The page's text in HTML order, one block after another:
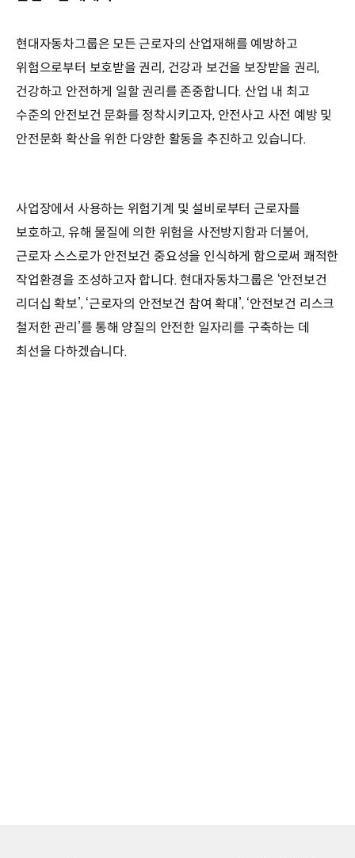
현대자동차그룹은 모든 근로자의 산업재해를 예방하고
위험으로부터 보호받을 권리, 건강과 보건을 보장받을 권리,
건강하고 안전하게 일할 권리를 존중합니다. 산업 내 최고
수준의 안전보건 문화를 정착시키고자, 안전사고 사전 예방 및
안전문화 확산을 위한 다양한 활동을 추진하고 있습니다.
사업장에서 사용하는 위험기계 및 설비로부터 근로자를
보호하고, 유해 물질에 의한 위험을 사전방지함과 더불어,
근로자 스스로가 안전보건 중요성을 인식하게 함으로써 쾌적한
작업환경을 조성하고자 합니다. 현대자동차그룹은 ‘안전보건
리더십 확보’, ‘근로자의 안전보건 참여 확대’, ‘안전보건 리스크
철저한 관리’를 통해 양질의 안전한 일자리를 구축하는 데
최선을 다하겠습니다.